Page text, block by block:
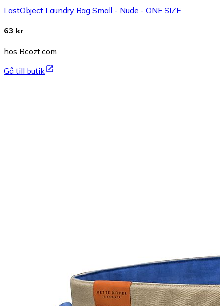
LastObject Laundry Bag Small - Nude - ONE SIZE
63 kr
hos Boozt.com
Gå till butik